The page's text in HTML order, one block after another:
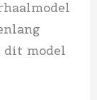
dit model